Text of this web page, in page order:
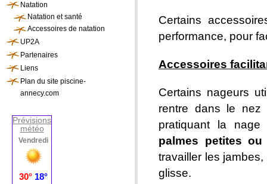
Certains
performance, pour
Accessoires
Certains nageurs
rentre dans le nez
pratiquant la
palmes petites
travailler les
glisse.
Natation
Natation et santé
Accessoires de natation
UP2A
Partenaires
Liens
Plan du site piscine-
annecy.com
Prévisions
météo